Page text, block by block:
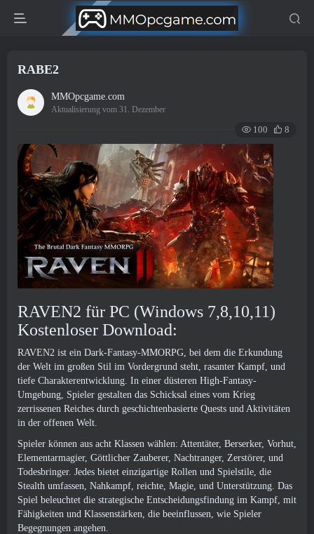
RABE2
MMOpcgame.com
Aktualisierung vom 31. Dezember
100 8
RAVEN2 für PC (Windows 7,8,10,11)
Kostenloser Download:
RAVEN2 ist ein Dark-Fantasy-MMORPG, bei dem die Erkundung
der Welt im großen Stil im Vordergrund steht, rasanter Kampf, und
tiefe Charakterentwicklung. In einer düsteren High-Fantasy-
Umgebung, Spieler gestalten das Schicksal eines vom Krieg
zerrissenen Reiches durch geschichtenbasierte Quests und Aktivitäten
in der offenen Welt.
Spieler können aus acht Klassen wählen: Attentäter, Berserker, Vorhut,
Elementarmagier, Göttlicher Zauberer, Nachtranger, Zerstörer, und
Todesbringer. Jedes bietet einzigartige Rollen und Spielstile, die
Stealth umfassen, Nahkampf, reichte, Magie, und Unterstützung. Das
Spiel beleuchtet die strategische Entscheidungsfindung im Kampf, mit
Fähigkeiten und Klassenstärken, die beeinflussen, wie Spieler
Begegnungen angehen.